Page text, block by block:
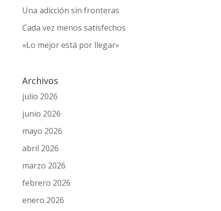
Una adicción sin fronteras
Cada vez menos satisfechos
«Lo mejor está por llegar»
Archivos
julio 2026
junio 2026
mayo 2026
abril 2026
marzo 2026
febrero 2026
enero 2026